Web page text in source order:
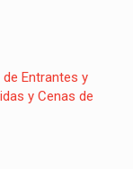
de Entrantes y
y Cenas de